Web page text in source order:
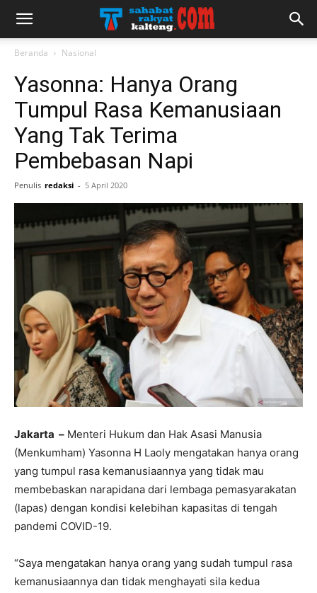
Beranda Nasional
Yasonna: Hanya Orang
Tumpul Rasa Kemanusiaan
Yang Tak Terima
Pembebasan Napi
Penulis redaksi - 5 April 2020
Jakarta – Menteri Hukum dan Hak Asasi Manusia
(Menkumham) Yasonna H Laoly mengatakan hanya orang
yang tumpul rasa kemanusiaannya yang tidak mau
membebaskan narapidana dari lembaga pemasyarakatan
(lapas) dengan kondisi kelebihan kapasitas di tengah
pandemi COVID-19.
“Saya mengatakan hanya orang yang sudah tumpul rasa
kemanusiaannya dan tidak menghayati sila kedua